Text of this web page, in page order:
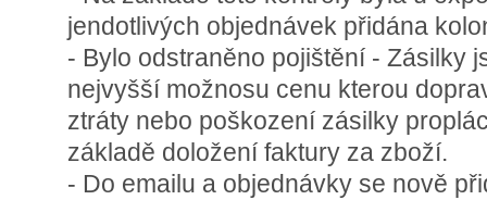
jendotlivých objednávek přidána
- Bylo odstraněno pojištění - Zásilky
nejvyšší možnosu cenu kterou
ztráty nebo poškození zásilky
základě doložení faktury za zboží.
- Do emailu a objednávky se nově